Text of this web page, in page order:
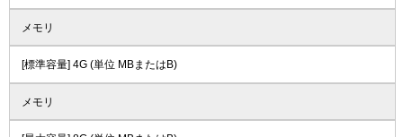
メモリ
[標準容量] 4G (単位 MBまたはB)
メモリ